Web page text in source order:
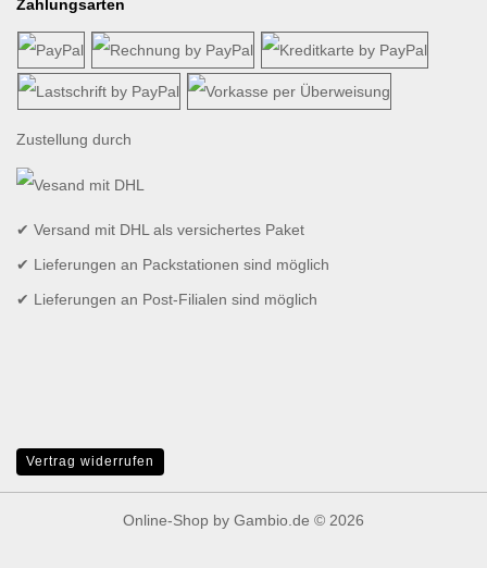
Zahlungsarten
Zustellung durch
✔ Versand mit DHL als versichertes Paket
✔ Lieferungen an Packstationen sind möglich
✔ Lieferungen an Post-Filialen sind möglich
Vertrag widerrufen
Online-Shop by Gambio.de © 2026